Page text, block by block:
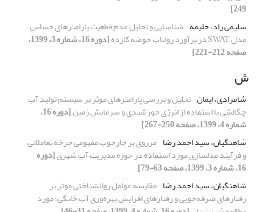
249]
سلیمی راد، حلیمه شناسایی و تحلیل عدم قطعیت پارامترهای حساس
مدل SWAT در برآورد رواناب حوضه کارده [دوره 16، شماره 3، 1399،
صفحه 212-221]
ش
شامرادی، ایمان تحلیل و بررسی پارامترهای موثر بر سیستم تولید آب
چگالشی با استفاده از انرژی خورشیدی و سرمایش زمین [دوره 16،
شماره 4، 1399، صفحه 250-267]
شاهنگیان، سید احمد رضا مرروی بر چارچوب مفهومی چرخه تعاملاتی
و فرآیند مدلسازی مورد استفاده در حوزه مدیریت آب شهری[دوره
16، شماره 3، 1399، صفحه 63-79]
شاهنگیان، سید احمد رضا مقایسه عوامل روانشناختی موثر بر
رفتارهای صرفه‌جویی و رفتارهای افزایش بهره‌وری آب خانگی؛ مورد